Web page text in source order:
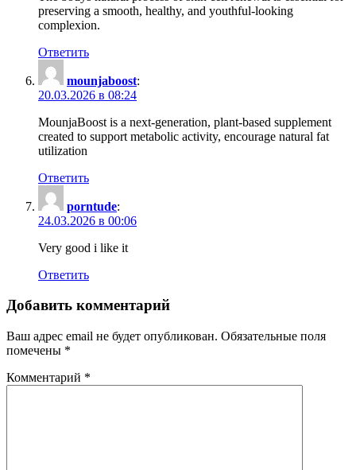
preserving a smooth, healthy, and youthful-looking
complexion.
Ответить
mounjaboost:
20.03.2026 в 08:24
MounjaBoost is a next-generation, plant-based supplement
created to support metabolic activity, encourage natural fat
utilization
Ответить
porntude:
24.03.2026 в 00:06
Very good i like it
Ответить
Добавить комментарий
Ваш адрес email не будет опубликован. Обязательные поля
помечены *
Комментарий *